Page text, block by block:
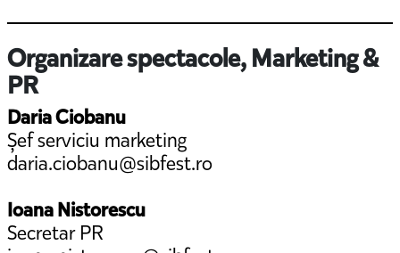
Organizare spectacole, Marketing &
PR
Daria Ciobanu
Șef serviciu marketing
daria.ciobanu@sibfest.ro
Ioana Nistorescu
Secretar PR